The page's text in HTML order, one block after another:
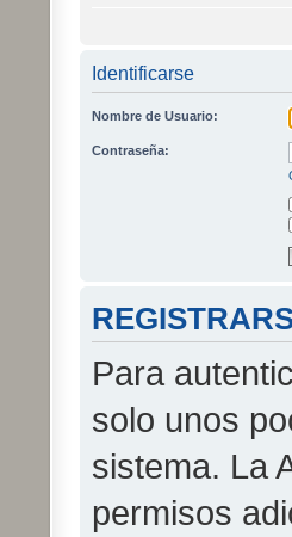
Identificarse
Nombre de Usuario:
Contraseña:
Para
solo unos
sistema. La
permisos